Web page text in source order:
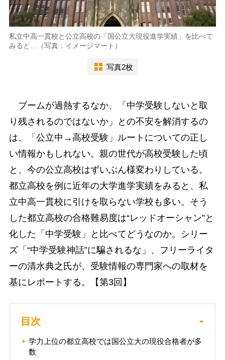
私立中高一貫校と公立高校の「国公立大現役進学実績」を比べて
みると…（写真：イメージマート）
写真2枚
ブームが過熱するなか、「中学受験しないと取
り残されるのではないか」との不安を解消するの
は、「公立中→高校受験」ルートについての正し
い情報かもしれない。親の世代が高校受験した頃
と、今の公立高校はずいぶん様変わりしている。
都立高校を例に近年の大学進学実績をみると、私
立中高一貫校に引けを取らない学校も多い。そう
した都立高校の合格難易度は“レッドオーシャン”と
化した「中学受験」と比べてどうなのか。シリー
ズ「“中学受験神話”に騙されるな」、フリーライタ
ーの清水典之氏が、受験情報の専門家への取材を
基にレポートする。【第3回】
目次
学力上位の都立高校では国公立大の現役合格者が多
数